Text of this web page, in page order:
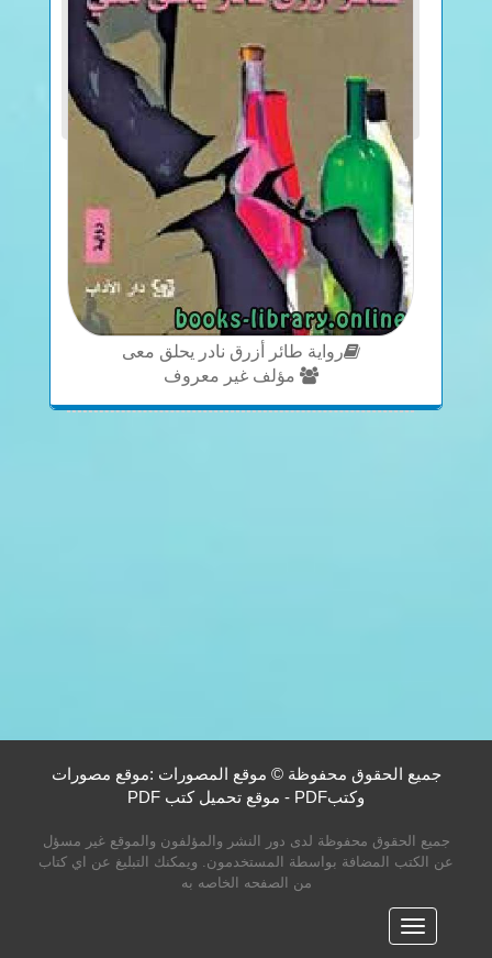
رواية طائر أزرق نادر يحلق معى
مؤلف غير معروف
جميع الحقوق محفوظة © موقع المصورات :موقع مصورات
وكتبPDF - موقع تحميل كتب PDF
جميع الحقوق محفوظة لدى دور النشر والمؤلفون والموقع غير مسؤل
عن الكتب المضافة بواسطة المستخدمون. ويمكنك التبليغ عن اي كتاب
من الصفحه الخاصه به
القائمه